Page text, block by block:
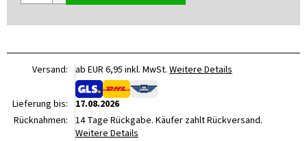
Versand: ab EUR 6,95 inkl. MwSt. Weitere Details
Lieferung bis:
17.08.2026
Rücknahmen: 14 Tage Rückgabe. Käufer zahlt Rückversand.
Weitere Details